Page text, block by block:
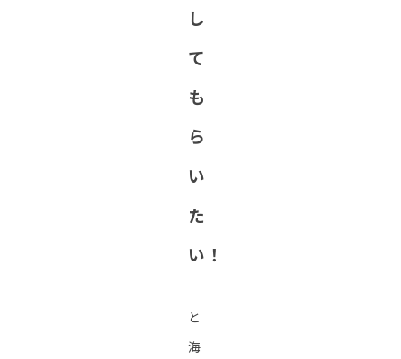
し
て
も
ら
い
た
い！
と
海